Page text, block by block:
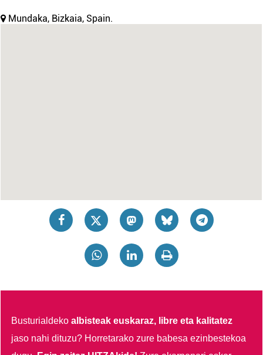
Mundaka, Bizkaia, Spain.
Busturialdekoalbisteak euskaraz, libre eta kalitatez
jaso nahi dituzu? Horretarako zure babesa ezinbestekoa